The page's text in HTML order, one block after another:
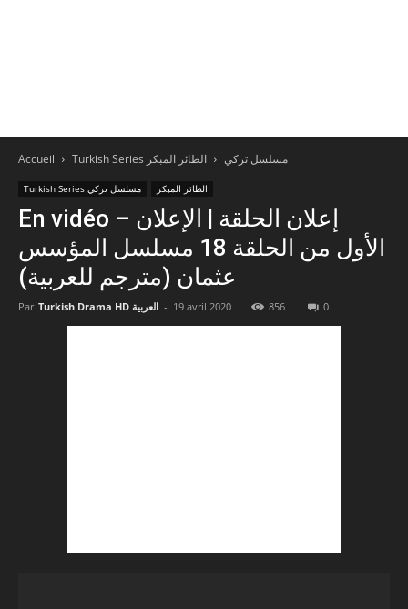
Accueil Turkish Series مسلسل تركي الطائر المبكر
Turkish Series مسلسل تركي الطائر المبكر
En vidéo – إعلان الحلقة | الإعلان
الأول من الحلقة 18 مسلسل المؤسس
عثمان (مترجم للعربية)
Par Turkish Drama HD العربية - 19 avril 2020 856 0